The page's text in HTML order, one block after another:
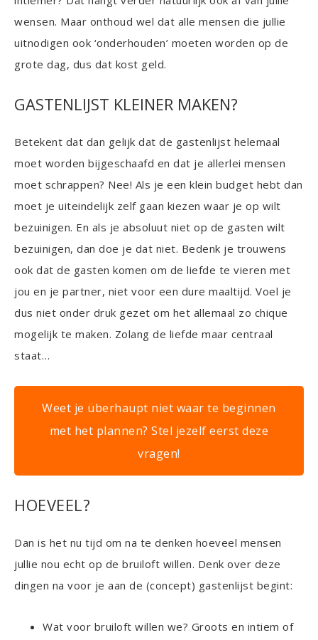
wensen. Maar onthoud wel dat alle mensen die jullie
uitnodigen ook ‘onderhouden’ moeten worden op de
grote dag, dus dat kost geld.
GASTENLIJST KLEINER MAKEN?
Betekent dat dan gelijk dat de gastenlijst helemaal
moet worden bijgeschaafd en dat je allerlei mensen
moet schrappen? Nee! Als je een klein budget hebt dan
moet je uiteindelijk zelf gaan kiezen waar je op wilt
bezuinigen. En als je absoluut niet op de gasten wilt
bezuinigen, dan doe je dat niet. Bedenk je trouwens
ook dat de gasten komen om de liefde te vieren met
jou en je partner, niet voor een dure maaltijd. Voel je
dus niet onder druk gezet om het allemaal zo chique
mogelijk te maken. Zolang de liefde maar centraal
staat…
Weet je überhaupt niet waar te beginnen
met het plannen? Stel jezelf eerst deze
vragen!
HOEVEEL?
Dan is het nu tijd om na te denken hoeveel mensen
jullie nou echt op de bruiloft willen. Denk over deze
dingen na voor je aan de (concept) gastenlijst begint:
Wat voor bruiloft willen we? Groots en intiem of